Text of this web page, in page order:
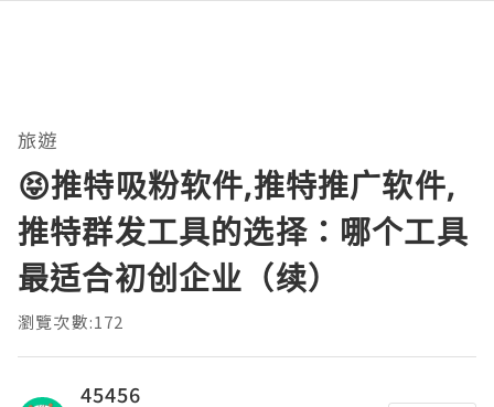
旅遊
😝推特吸粉软件,推特推广软件,
推特群发工具的选择：哪个工具
最适合初创企业（续）
瀏覽次數:172
45456